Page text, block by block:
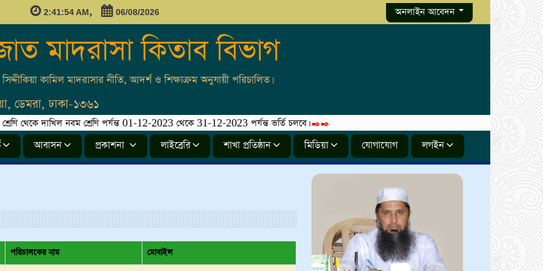
2:41:54 AM, 06/08/2026 অনলাইন আবেদন
মাদরাসা কিতাব বিভাগ
কামিল মাদরাসার নীতি, আদর্শ ও শিক্ষাক্রম অনুযায়ী পরিচালিত।
ডেমরা, ঢাকা-১৩৬১
থেকে দাখিল নবম শ্রেণি পর্যন্ত 01-12-2023 থেকে 31-12-2023 পর্যন্ত ভর্তি চলবে। ✒️✒️
আবাসন প্রকাশনা লাইব্রেরি শাখা প্রতিষ্ঠান মিডিয়া যোগাযোগ লগইন
পরিচালকের নাম মোবাইল